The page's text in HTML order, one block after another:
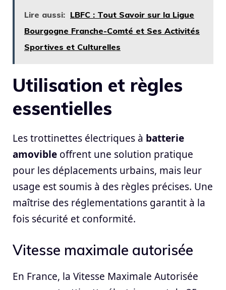
Lire aussi: LBFC : Tout Savoir sur la Ligue
Bourgogne Franche-Comté et Ses Activités
Sportives et Culturelles
Utilisation et règles
essentielles
Les trottinettes électriques à batterie
amovible offrent une solution pratique
pour les déplacements urbains, mais leur
usage est soumis à des règles précises. Une
maîtrise des réglementations garantit à la
fois sécurité et conformité.
Vitesse maximale autorisée
En France, la Vitesse Maximale Autorisée